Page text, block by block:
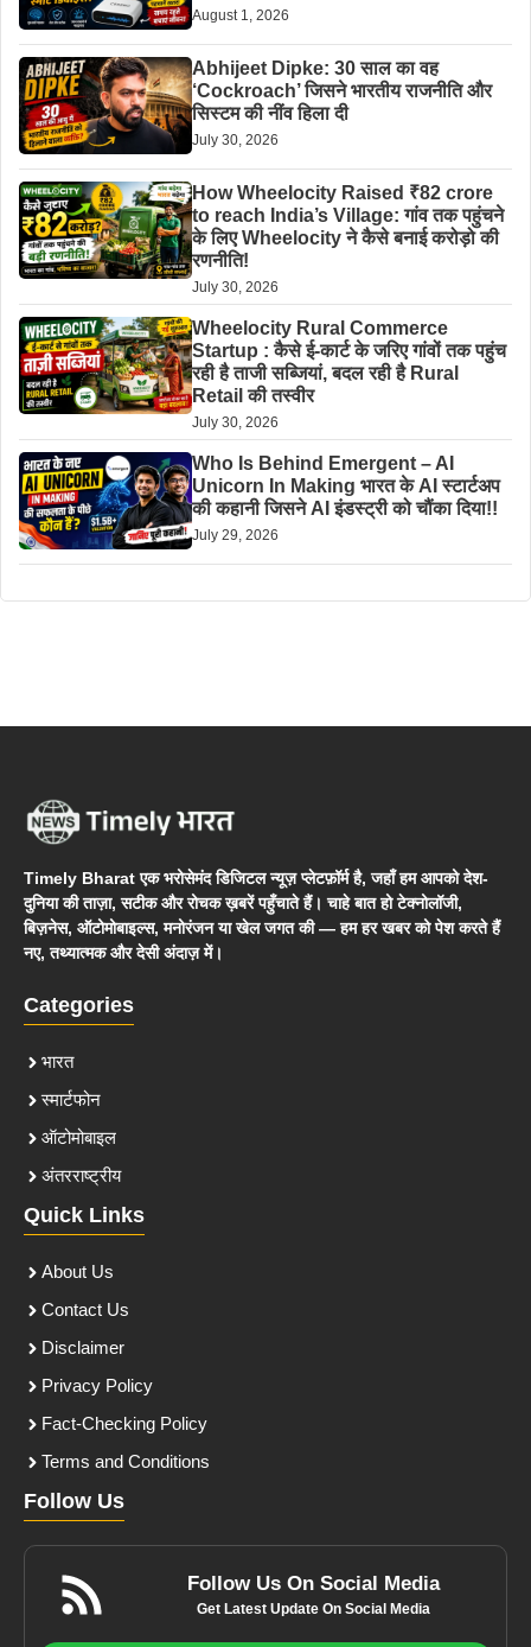
August 1, 2026
Abhijeet Dipke: 30 साल का वह
‘Cockroach’ जिसने भारतीय राजनीति और
सिस्टम की नींव हिला दी
July 30, 2026
How Wheelocity Raised ₹82 crore
to reach India’s Village: गांव तक पहुंचने
के लिए Wheelocity ने कैसे बनाई करोड़ो की
रणनीति!
July 30, 2026
Wheelocity Rural Commerce
Startup : कैसे ई-कार्ट के जरिए गांवों तक पहुंच
रही है ताजी सब्जियां, बदल रही है Rural
Retail की तस्वीर
July 30, 2026
Who Is Behind Emergent – AI
Unicorn In Making भारत के AI स्टार्टअप
की कहानी जिसने AI इंडस्ट्री को चौंका दिया!!
July 29, 2026
Timely Bharat एक भरोसेमंद डिजिटल न्यूज़ प्लेटफ़ॉर्म है, जहाँ हम आपको देश-
दुनिया की ताज़ा, सटीक और रोचक ख़बरें पहुँचाते हैं। चाहे बात हो टेक्नोलॉजी,
बिज़नेस, ऑटोमोबाइल्स, मनोरंजन या खेल जगत की — हम हर खबर को पेश करते हैं
नए, तथ्यात्मक और देसी अंदाज़ में।
Categories
भारत
स्मार्टफोन
ऑटोमोबाइल
अंतरराष्ट्रीय
Quick Links
About Us
Contact Us
Disclaimer
Privacy Policy
Fact-Checking Policy
Terms and Conditions
Follow Us
Follow Us On Social Media
Get Latest Update On Social Media